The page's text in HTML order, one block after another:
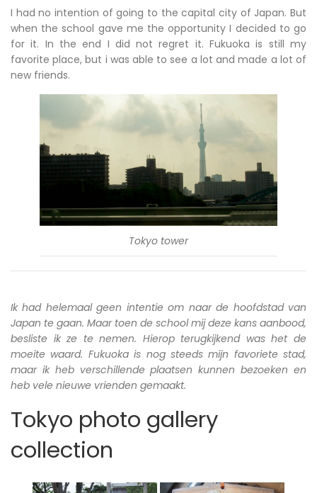
I had no intention of going to the capital city of Japan. But
when the school gave me the opportunity I decided to go
for it. In the end I did not regret it. Fukuoka is still my
favorite place, but i was able to see a lot and made a lot of
new friends.
Tokyo tower
Ik had helemaal geen intentie om naar de hoofdstad van
Japan te gaan. Maar toen de school mij deze kans aanbood,
besliste ik ze te nemen. Hierop terugkijkend was het de
moeite waard. Fukuoka is nog steeds mijn favoriete stad,
maar ik heb verschillende plaatsen kunnen bezoeken en
heb vele nieuwe vrienden gemaakt.
Tokyo photo gallery
collection